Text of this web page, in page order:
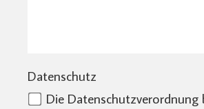
Datenschutz
Die Datenschutzverordnung